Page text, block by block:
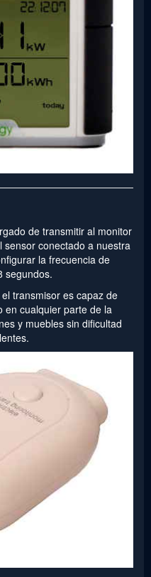
de transmitir al monitor
sensor conectado a nuestra
la frecuencia de
segundos.
transmisor es capaz de
en cualquier parte de la
y muebles sin dificultad